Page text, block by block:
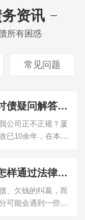
资讯
所有困惑
常见问题
宁波讨债公司最全讨债疑问解答大全
公司正不正规？厦
已10余年，在本地
靠谱宁波讨债公司怎样通过法律途径追讨债务
、欠钱的纠葛，而
可能会遇到一些艰